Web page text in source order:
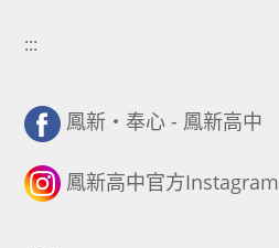
:::
鳳新・奉心 - 鳳新高中
鳳新高中官方Instagram